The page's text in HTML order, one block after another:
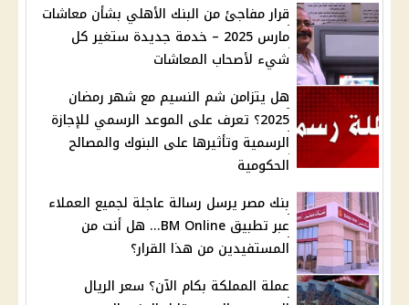
قرار مفاجئ من البنك الأهلي بشأن معاشات
مارس 2025 – خدمة جديدة ستغير كل
شيء لأصحاب المعاشات
هل يتزامن شم النسيم مع شهر رمضان
2025؟ تعرف على الموعد الرسمي للإجازة
الرسمية وتأثيرها على البنوك والمصالح
الحكومية
بنك مصر يرسل رسالة عاجلة لجميع العملاء
عبر تطبيق BM Online... هل أنت من
المستفيدين من هذا القرار؟
عملة المملكة بكام الآن؟ سعر الريال